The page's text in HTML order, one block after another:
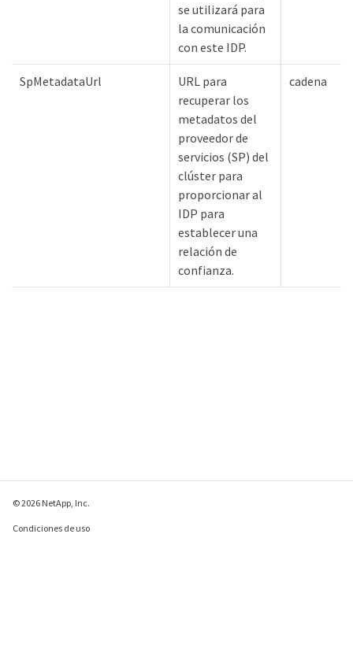
se utilizará para
la comunicación
con este IDP.
SpMetadataUrl
URL para
recuperar los
metadatos del
proveedor de
servicios (SP) del
clúster para
proporcionar al
IDP para
establecer una
relación de
confianza.
cadena
© 2026 NetApp, Inc.
Condiciones de uso